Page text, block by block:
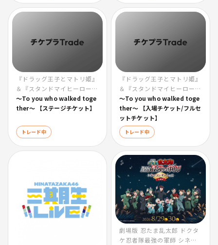
『ドラッグ王子とマトリ姫』
＆『スタンドマイヒーロー
ズ』Anniversary Fes
〜To you who walked toge
ther〜 【ステージチケット】
トレード中
『ドラッグ王子とマトリ姫』
＆『スタンドマイヒーロー
ズ』Anniversary Fes
〜To you who walked toge
ther〜 【入場チケット/フルセ
ットチケット】
トレード中
劇場版 忍たま乱太郎 ドクタ
ケ忍者隊最強の軍師 シネマ